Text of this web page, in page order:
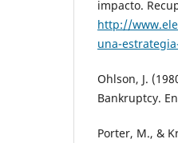
impacto.
http://
una-
Ohlson, J.
Bankruptcy.
Porter, M., &